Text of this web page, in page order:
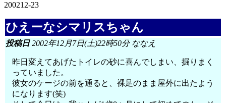
200212-23
ひえーなシマリスちゃん
投稿日2002年12月7日(土)22時50分 ななえ
昨日変えてあげたトイレの砂に喜んでしまい、掘りまく
っていました。
彼女のケージの前を通ると、裸足のまま屋外に出たよう
になります(笑)